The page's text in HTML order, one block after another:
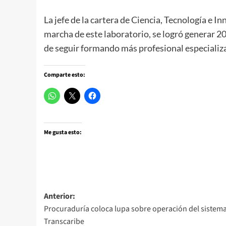
La jefe de la cartera de Ciencia, Tecnología e
marcha de este laboratorio, se logró generar
de seguir formando más profesional
Comparte esto:
Me gusta esto:
Navegación
de
Anterior:
Procuraduría coloca lupa sobre operación del
Transcaribe